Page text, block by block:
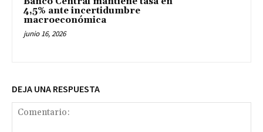
4,5% ante incertidumbre
macroeconómica
junio 16, 2026
DEJA UNA RESPUESTA